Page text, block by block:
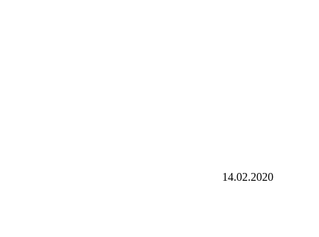
14.02.2020